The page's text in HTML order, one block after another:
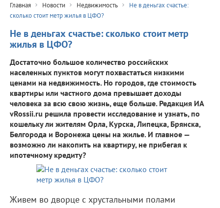
Главная Новости Недвижимость
Не в деньгах счастье:
сколько стоит метр жилья в ЦФО?
Не в деньгах счастье: сколько стоит метр
жилья в ЦФО?
Достаточно большое количество российских
населенных пунктов могут похвастаться низкими
ценами на недвижимость. Но городов, где стоимость
квартиры или частного дома превышает доходы
человека за всю свою жизнь, еще больше. Редакция ИА
vRossii.ru решила провести исследование и узнать, по
кошельку ли жителям Орла, Курска, Липецка, Брянска,
Белгорода и Воронежа цены на жилье. И главное —
возможно ли накопить на квартиру, не прибегая к
ипотечному кредиту?
Живем во дворце с хрустальными полами